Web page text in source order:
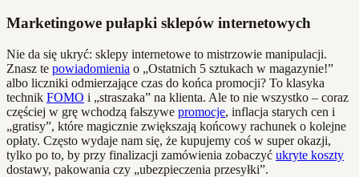
Marketingowe pułapki sklepów internetowych
Nie da się ukryć: sklepy internetowe to mistrzowie manipulacji.
Znasz te powiadomienia o „Ostatnich 5 sztukach w magazynie!”
albo liczniki odmierzające czas do końca promocji? To klasyka
technik FOMO i „straszaka” na klienta. Ale to nie wszystko – coraz
częściej w grę wchodzą fałszywe promocje, inflacja starych cen i
„gratisy”, które magicznie zwiększają końcowy rachunek o kolejne
opłaty. Często wydaje nam się, że kupujemy coś w super okazji,
tylko po to, by przy finalizacji zamówienia zobaczyć ukryte koszty
dostawy, pakowania czy „ubezpieczenia przesyłki”.